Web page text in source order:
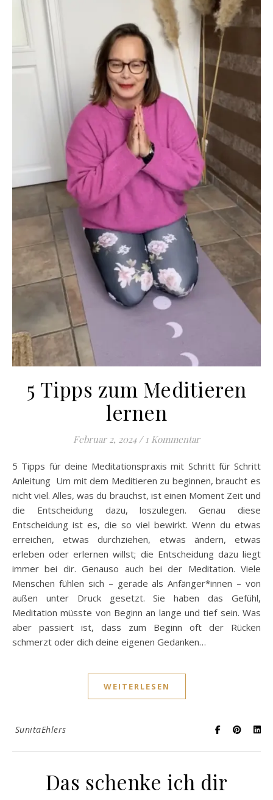
5 Tipps zum Meditieren
lernen
Februar 2, 2024 / 1 Kommentar
5 Tipps für deine Meditationspraxis mit Schritt für Schritt
Anleitung Um mit dem Meditieren zu beginnen, braucht es
nicht viel. Alles, was du brauchst, ist einen Moment Zeit und
die Entscheidung dazu, loszulegen. Genau diese
Entscheidung ist es, die so viel bewirkt. Wenn du etwas
erreichen, etwas durchziehen, etwas ändern, etwas
erleben oder erlernen willst; die Entscheidung dazu liegt
immer bei dir. Genauso auch bei der Meditation. Viele
Menschen fühlen sich – gerade als Anfänger*innen – von
außen unter Druck gesetzt. Sie haben das Gefühl,
Meditation müsste von Beginn an lange und tief sein. Was
aber passiert ist, dass zum Beginn oft der Rücken
schmerzt oder dich deine eigenen Gedanken…
WEITERLESEN
SunitaEhlers
Das schenke ich dir